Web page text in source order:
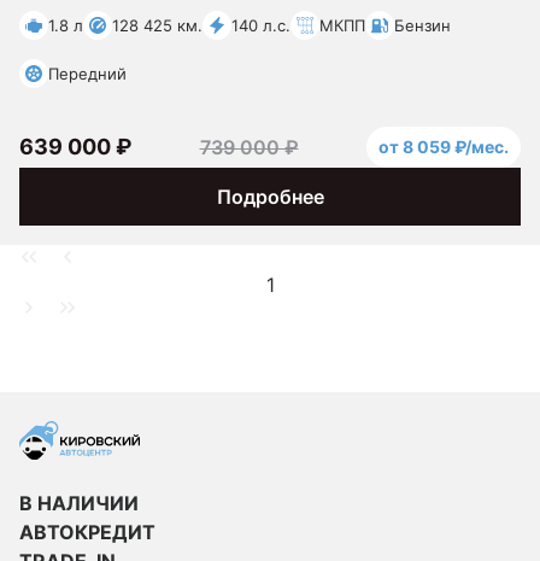
1.8 л 128 425 км. 140 л.с. МКПП Бензин
Передний
Подробнее
639 000 ₽ 739 000 ₽ от 8 059 ₽/мес.
1
В НАЛИЧИИ
АВТОКРЕДИТ